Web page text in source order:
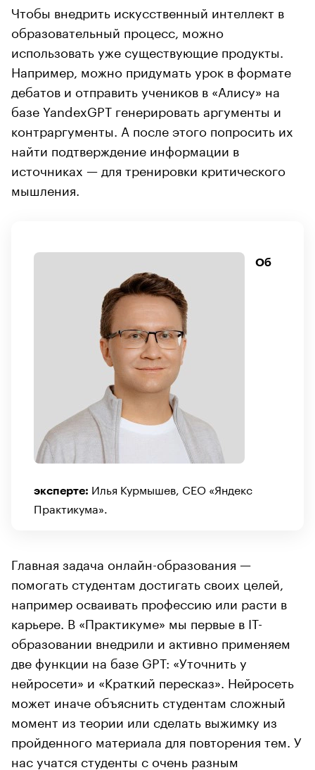
Чтобы внедрить искусственный интеллект в
образовательный процесс, можно
использовать уже существующие продукты.
Например, можно придумать урок в формате
дебатов и отправить учеников в «Алису» на
базе YandexGPT генерировать аргументы и
контраргументы. А после этого попросить их
найти подтверждение информации в
источниках — для тренировки критического
мышления.
Об
эксперте: Илья Курмышев, CEO «Яндекс
Практикума».
Главная задача онлайн-образования —
помогать студентам достигать своих целей,
например осваивать профессию или расти в
карьере. В «Практикуме» мы первые в IT-
образовании внедрили и активно применяем
две функции на базе GPT: «Уточнить у
нейросети» и «Краткий пересказ». Нейросеть
может иначе объяснить студентам сложный
момент из теории или сделать выжимку из
пройденного материала для повторения тем. У
нас учатся студенты с очень разным